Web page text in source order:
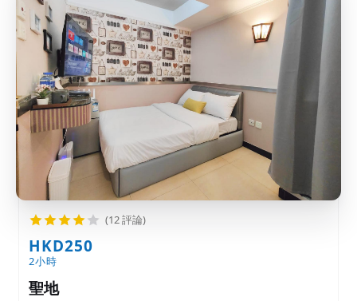
(12 評論)
HKD250
2小時
聖地